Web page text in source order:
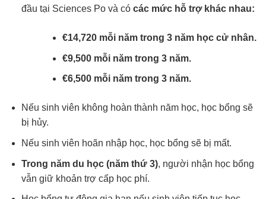
đầu tại Sciences Po và có các mức hỗ trợ khác nhau:
€14,720 mỗi năm trong 3 năm học cử nhân.
€9,500 mỗi năm trong 3 năm.
€6,500 mỗi năm trong 3 năm.
Nếu sinh viên không hoàn thành năm học, học bổng sẽ
bị hủy.
Nếu sinh viên hoãn nhập học, học bổng sẽ bị mất.
Trong năm du học (năm thứ 3), người nhận học bổng
vẫn giữ khoản trợ cấp học phí.